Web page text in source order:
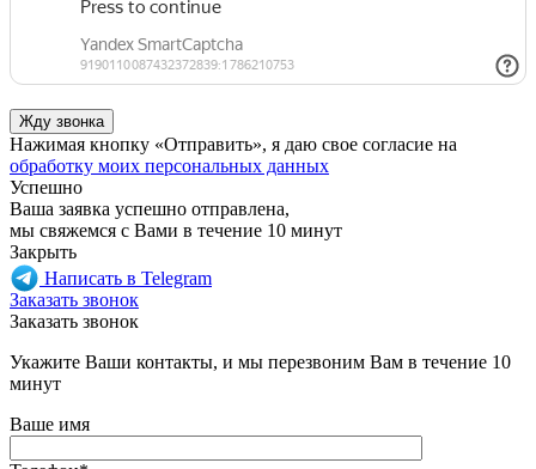
Нажимая кнопку «Отправить», я даю свое согласие на
обработку моих персональных данных
Успешно
Ваша заявка успешно отправлена,
мы свяжемся с Вами в течение 10 минут
Закрыть
Написать в Telegram
Заказать звонок
Заказать звонок
Укажите Ваши контакты, и мы перезвоним Вам в течение 10
минут
Ваше имя